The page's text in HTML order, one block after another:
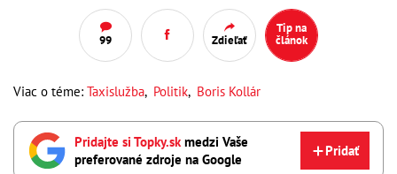
99 Zdieľať
Tip na
článok
Viac o téme: Taxislužba, Politik, Boris Kollár
Pridajte si Topky.skmedzi Vaše
preferované zdroje na Google
Pridať